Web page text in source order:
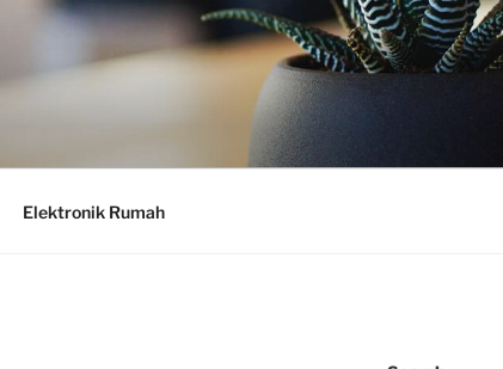
Elektronik Rumah